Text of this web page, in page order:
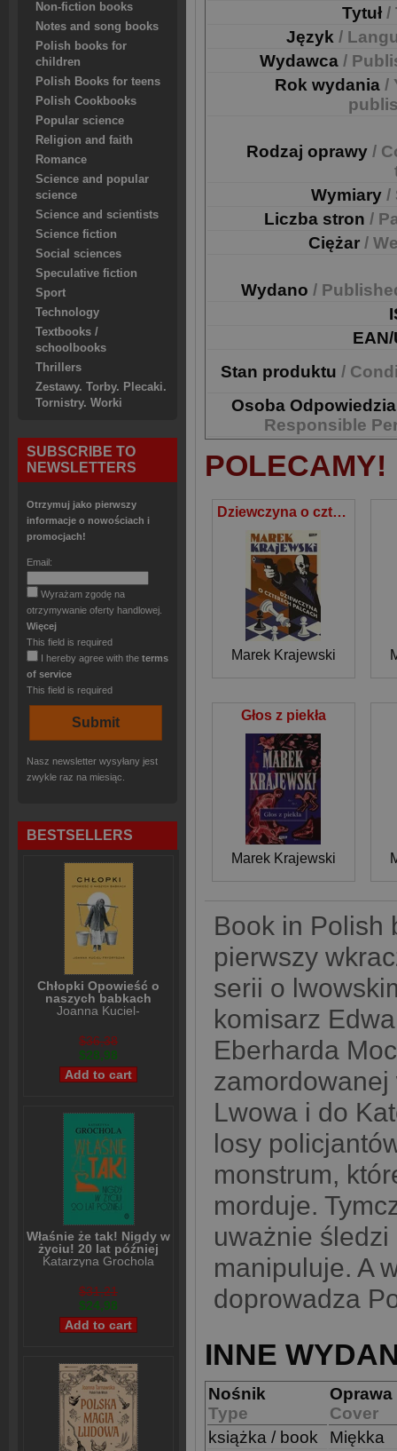
Non-fiction books
Notes and song books
Polish books for
children
Polish Books for teens
Polish Cookbooks
Popular science
Religion and faith
Romance
Science and popular
science
Science and scientists
Science fiction
Social sciences
Speculative fiction
Sport
Technology
Textbooks /
schoolbooks
Thrillers
Zestawy. Torby. Plecaki.
Tornistry. Worki
SUBSCRIBE TO
NEWSLETTERS
Otrzymuj jako pierwszy
informacje o nowościach i
promocjach!
Email:
Wyrażam zgodę na
otrzymywanie oferty handlowej.
Więcej
This field is required
I hereby agree with the terms
of service
This field is required
Nasz newsletter wysyłany jest
zwykle raz na miesiąc.
BESTSELLERS
Chłopki Opowieść o
naszych babkach
Joanna Kuciel-
$36,38
$28,98
Właśnie że tak! Nigdy w
życiu! 20 lat później
Katarzyna Grochola
$31,21
$24,98
Tytuł /
Język /
Wydawca /
Rok wydania /
Rodzaj oprawy /
Wymiary /
Liczba stron /
Ciężar /
Wydano /
Stan produktu /
Osoba
Responsible
POLECAMY!
Dziewczyna o czterech palcach
Marek Krajewski
Głos z piekła
Marek Krajewski
Book in Polish
pierwszy
serii o
komisarz
Eberharda
zamordowanej
Lwowa i do
losy
monstrum,
morduje.
uważnie
manipuluje. A
doprowadza
INNE
Nośnik
Type
Oprawa
Cover
książka / book
Miękka